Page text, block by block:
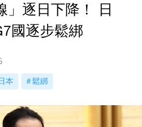
」逐日下降！ 日
國逐步鬆綁
本 鬆綁